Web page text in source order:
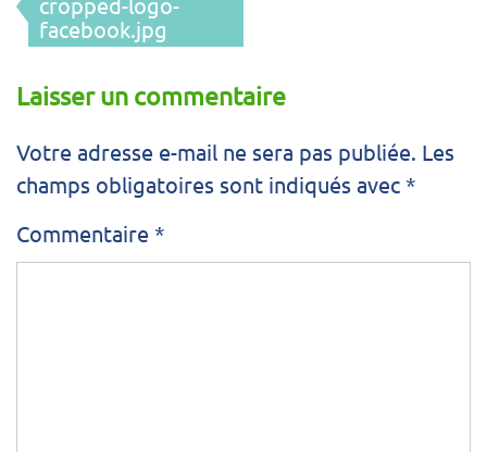
de
cropped-logo-
facebook.jpg
Laisser un commentaire
Votre adresse e-mail ne sera pas publiée. Les
champs obligatoires sont indiqués avec *
Commentaire *